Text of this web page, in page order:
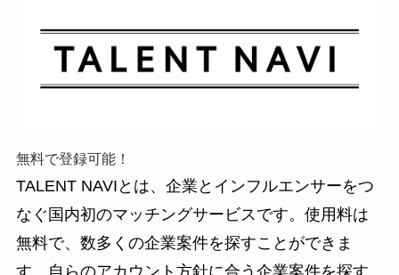
無料で登録可能！
TALENT NAVIとは、企業とインフルエンサーをつ
なぐ国内初のマッチングサービスです。使用料は
無料で、数多くの企業案件を探すことができま